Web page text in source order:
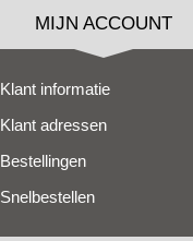
MIJN ACCOUNT
Klant informatie
Klant adressen
Bestellingen
Snelbestellen